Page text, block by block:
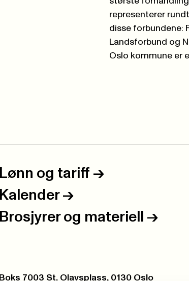
representerer
disse forbundene:
Landsforbund og
Oslo kommuneer
Lønn og tariff ->
Kalender ->
Brosjyrer og materiell ->
Postboks:
Boks 7003 St. Olavsplass, 0130 Oslo